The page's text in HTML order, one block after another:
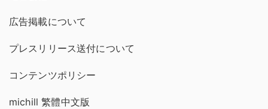
広告掲載について
プレスリリース送付について
コンテンツポリシー
michill 繁體中文版